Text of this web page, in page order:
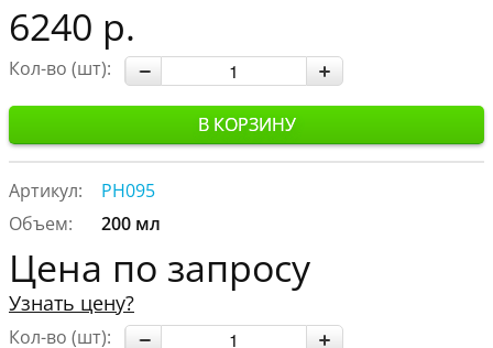
6240 р.
Кол-во (шт):
В КОРЗИНУ
Артикул:
PH095
Объем:
200 мл
Цена по запросу
Узнать цену?
Кол-во (шт):